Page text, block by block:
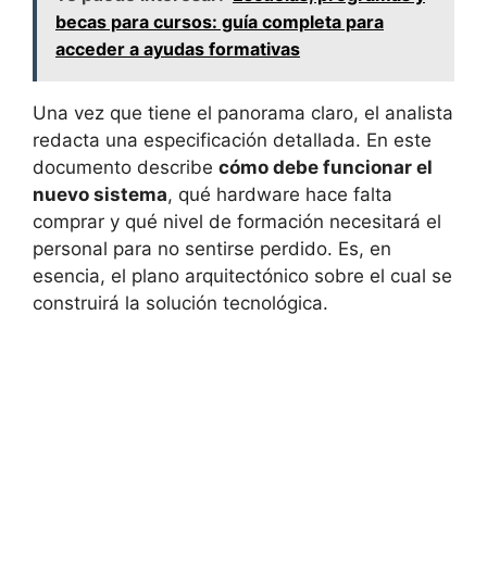
becas para cursos: guía completa para
acceder a ayudas formativas
Una vez que tiene el panorama claro, el analista
redacta una especificación detallada. En este
documento describe cómo debe funcionar el
nuevo sistema, qué hardware hace falta
comprar y qué nivel de formación necesitará el
personal para no sentirse perdido. Es, en
esencia, el plano arquitectónico sobre el cual se
construirá la solución tecnológica.